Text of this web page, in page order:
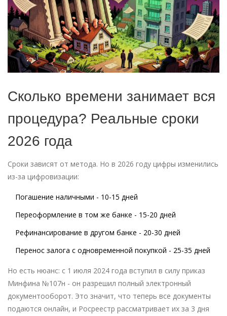
Сколько времени занимает вся
процедура? Реальные сроки
2026 года
Сроки зависят от метода. Но в 2026 году цифры изменились
из-за цифровизации:
Погашение наличными - 10-15 дней
Переоформление в том же банке - 15-20 дней
Рефинансирование в другом банке - 20-30 дней
Перенос залога с одновременной покупкой - 25-35 дней
Но есть нюанс: с 1 июля 2024 года вступил в силу приказ
Минфина №107н - он разрешил полный электронный
документооборот. Это значит, что теперь все документы
подаются онлайн, и Росреестр рассматривает их за 3 дня